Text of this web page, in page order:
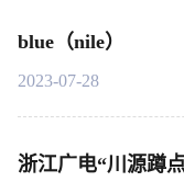
blue（nile）
2023-07-28
浙江广电“川源蹲